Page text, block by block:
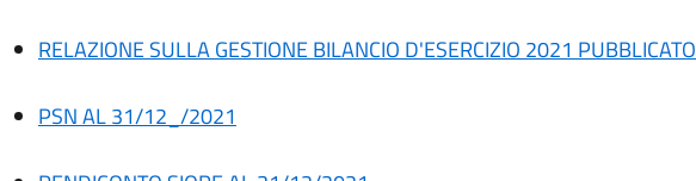
RELAZIONE SULLA GESTIONE BILANCIO D'ESERCIZIO 2021 PUBBLICATO
PSN AL 31/12_/2021